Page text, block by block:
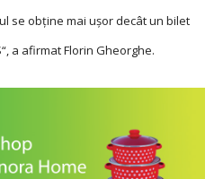
se obţine mai uşor decât un bilet
a afirmat Florin Gheorghe.